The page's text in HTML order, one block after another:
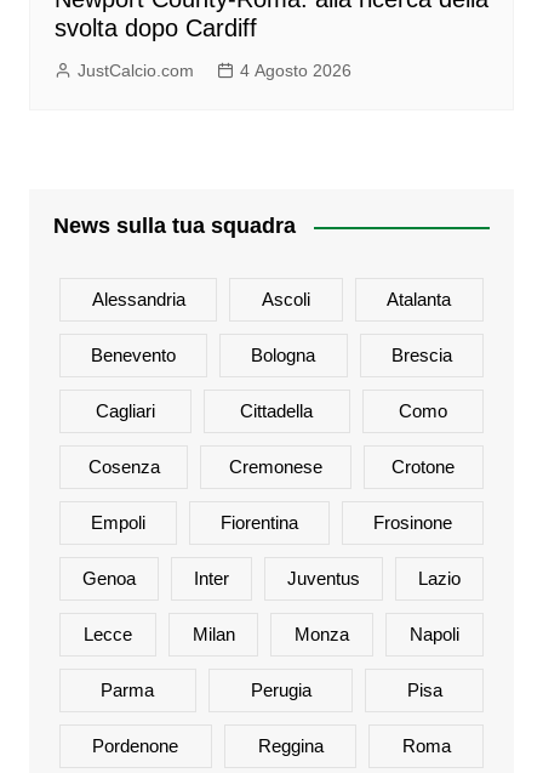
svolta dopo Cardiff
JustCalcio.com 4 Agosto 2026
News sulla tua squadra
Alessandria Ascoli Atalanta
Benevento Bologna Brescia
Cagliari Cittadella Como
Cosenza Cremonese Crotone
Empoli Fiorentina Frosinone
Genoa Inter Juventus Lazio
Lecce Milan Monza Napoli
Parma Perugia Pisa
Pordenone Reggina Roma